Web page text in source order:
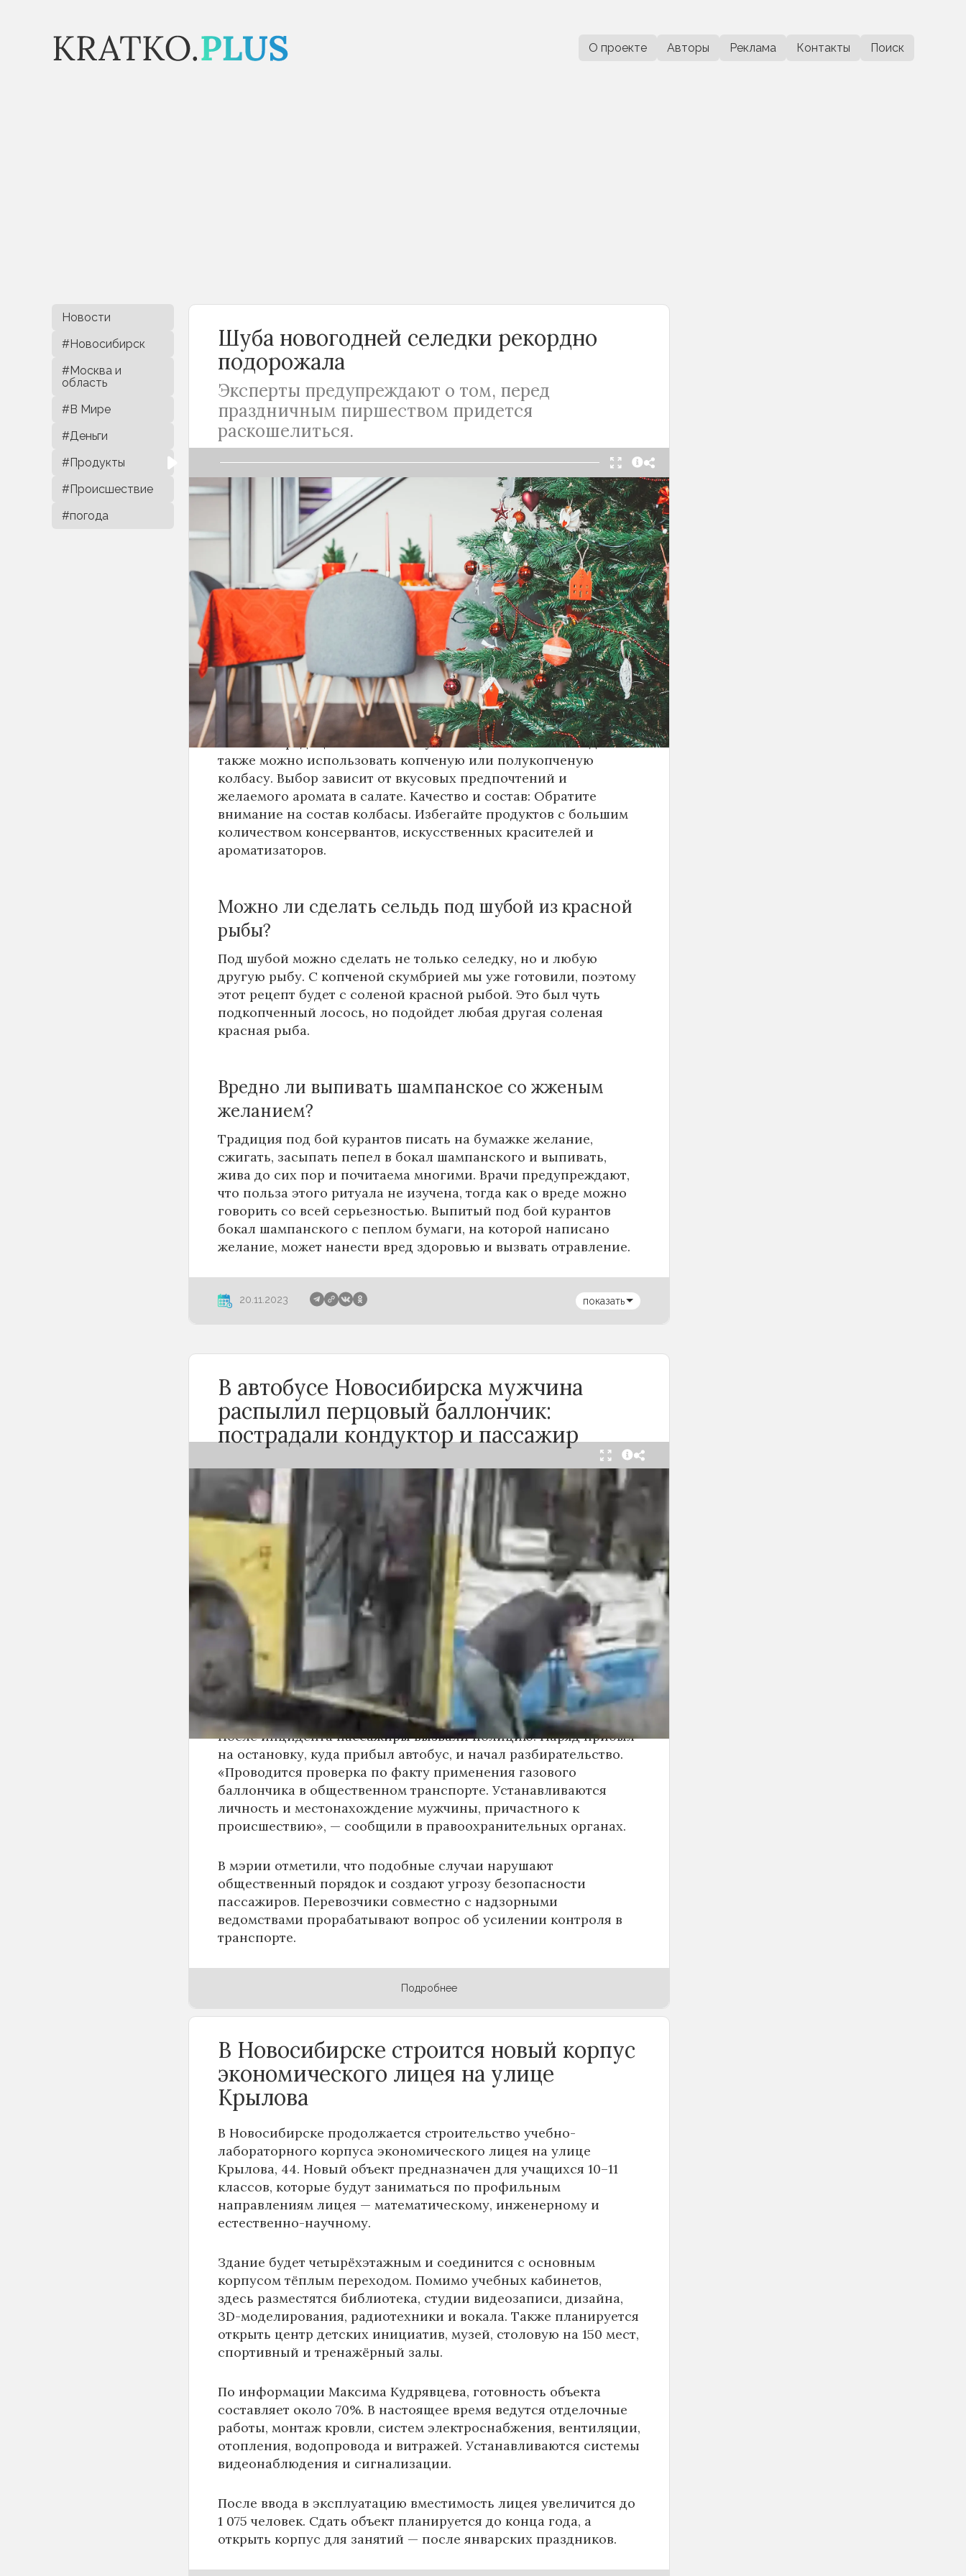
О проекте Авторы Реклама Контакты Поиск
Новости
#Новосибирск
#Москва и
область
#В Мире
#Деньги
#Продукты
#Происшествие
#погода
Шуба новогодней селедки рекордно
подорожала
Эксперты предупреждают о том, перед
праздничным пиршеством придется
раскошелиться.
Читать в Telegram
В 2023 году новогодний стол подорожал на 15–20 процентов,
если сравнивать с прошлогодними ценами. Праздник к нам
приходит, но заставит ужаться. Как говорится в публикации,
дороже всего стали десерты. В том числе это коснулось
зарубежного алкоголя, а также рыбных деликатесов.
Специалисты уверяют, что граждане не будут отказываться от
привычного меню. Однако россияне станут уменьшать свои
закупки, а также больше искать распродажи.
Какую колбасу использовать для оливье?
В оливье традиционно используется вареная колбаса. Однако
также можно использовать копченую или полукопченую
колбасу. Выбор зависит от вкусовых предпочтений и
желаемого аромата в салате. Качество и состав: Обратите
внимание на состав колбасы. Избегайте продуктов с большим
количеством консервантов, искусственных красителей и
ароматизаторов.
Можно ли сделать сельдь под шубой из красной
рыбы?
Под шубой можно сделать не только селедку, но и любую
другую рыбу. С копченой скумбрией мы уже готовили, поэтому
этот рецепт будет с соленой красной рыбой. Это был чуть
подкопченный лосось, но подойдет любая другая соленая
красная рыба.
Вредно ли выпивать шампанское со жженым
желанием?
Традиция под бой курантов писать на бумажке желание,
сжигать, засыпать пепел в бокал шампанского и выпивать,
жива до сих пор и почитаема многими. Врачи предупреждают,
что польза этого ритуала не изучена, тогда как о вреде можно
говорить со всей серьезностью. Выпитый под бой курантов
бокал шампанского с пеплом бумаги, на которой написано
желание, может нанести вред здоровью и вызвать отравление.
20.11.2023 показать
В автобусе Новосибирска мужчина
распылил перцовый баллончик:
пострадали кондуктор и пассажир
Вечером 24 сентября в салоне автобуса маршрута №18 в
Новосибирске произошёл инцидент с применением перцового
баллончика. Как сообщили очевидцы в
Telegram-канале
«Инцидент Новосибирск»
, неизвестный мужчина с бородой
сначала вступил в перепалку с кондуктором, затем поссорился
с другими пассажирами. В ходе конфликта он достал газовый
баллончик и распылил его в салоне.
По предварительным данным, пострадали кондуктор и один из
пассажиров-мужчин. У них зафиксированы признаки
поражения слизистых оболочек. Медицинская помощь была
оказана на месте, их состояние оценивается как
удовлетворительное.
После инцидента пассажиры вызвали полицию. Наряд прибыл
на остановку, куда прибыл автобус, и начал разбирательство.
«Проводится проверка по факту применения газового
баллончика в общественном транспорте. Устанавливаются
личность и местонахождение мужчины, причастного к
происшествию», — сообщили в правоохранительных органах.
В мэрии отметили, что подобные случаи нарушают
общественный порядок и создают угрозу безопасности
пассажиров. Перевозчики совместно с надзорными
ведомствами прорабатывают вопрос об усилении контроля в
транспорте.
Подробнее
В Новосибирске строится новый корпус
экономического лицея на улице
Крылова
В Новосибирске продолжается строительство учебно-
лабораторного корпуса экономического лицея на улице
Крылова, 44. Новый объект предназначен для учащихся 10–11
классов, которые будут заниматься по профильным
направлениям лицея — математическому, инженерному и
естественно-научному.
Здание будет четырёхэтажным и соединится с основным
корпусом тёплым переходом. Помимо учебных кабинетов,
здесь разместятся библиотека, студии видеозаписи, дизайна,
3D-моделирования, радиотехники и вокала. Также планируется
открыть центр детских инициатив, музей, столовую на 150 мест,
спортивный и тренажёрный залы.
По информации Максима Кудрявцева, готовность объекта
составляет около 70%. В настоящее время ведутся отделочные
работы, монтаж кровли, систем электроснабжения, вентиляции,
отопления, водопровода и витражей. Устанавливаются системы
видеонаблюдения и сигнализации.
После ввода в эксплуатацию вместимость лицея увеличится до
1 075 человек. Сдать объект планируется до конца года, а
открыть корпус для занятий — после январских праздников.